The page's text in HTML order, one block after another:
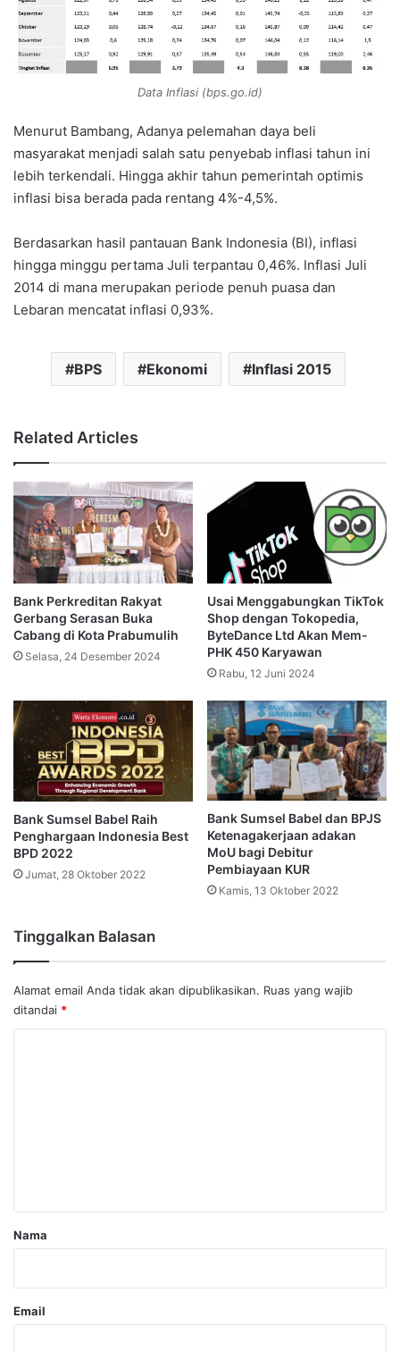
Data Inflasi (bps.go.id)
Menurut Bambang, Adanya pelemahan daya beli
masyarakat menjadi salah satu penyebab inflasi tahun ini
lebih terkendali. Hingga akhir tahun pemerintah optimis
inflasi bisa berada pada rentang 4%-4,5%.
Berdasarkan hasil pantauan Bank Indonesia (BI), inflasi
hingga minggu pertama Juli terpantau 0,46%. Inflasi Juli
2014 di mana merupakan periode penuh puasa dan
Lebaran mencatat inflasi 0,93%.
BPS Ekonomi Inflasi 2015
Related Articles
Bank Perkreditan Rakyat
Gerbang Serasan Buka
Cabang di Kota Prabumulih
Selasa, 24 Desember 2024
Usai Menggabungkan TikTok
Shop dengan Tokopedia,
ByteDance Ltd Akan Mem-
PHK 450 Karyawan
Rabu, 12 Juni 2024
Bank Sumsel Babel Raih
Penghargaan Indonesia Best
BPD 2022
Jumat, 28 Oktober 2022
Bank Sumsel Babel dan BPJS
Ketenagakerjaan adakan
MoU bagi Debitur
Pembiayaan KUR
Kamis, 13 Oktober 2022
Tinggalkan Balasan
Alamat email Anda tidak akan dipublikasikan. Ruas yang wajib
ditandai *
r
Nama
Email